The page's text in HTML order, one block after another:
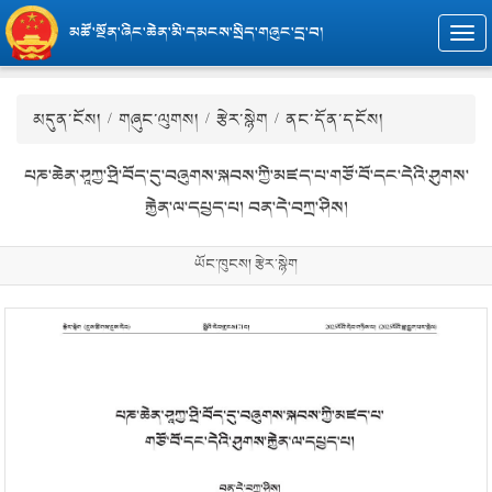
མཚོ་སྔོན་ཞིང་ཆེན་མི་དམངས་སྲིད་གཞུང་དྲ་བ།
མདུན་ངོས། / གཞུང་ལུགས། / རྩེར་སྙེག / ནང་དོན་དངོས།
པཎ་ཆེན་ཤཱཀྱ་ཤྲི་བོད་དུ་བཞུགས་སྐབས་ཀྱི་མཛད་པ་གཙོ་བོ་དང་དེའི་ཤུགས་
རྐྱེན་ལ་དཔྱད་པ། བན་དེ་བཀྲ་ཤིས།
ཡོང་ཁུངས། རྩེར་སྙེག